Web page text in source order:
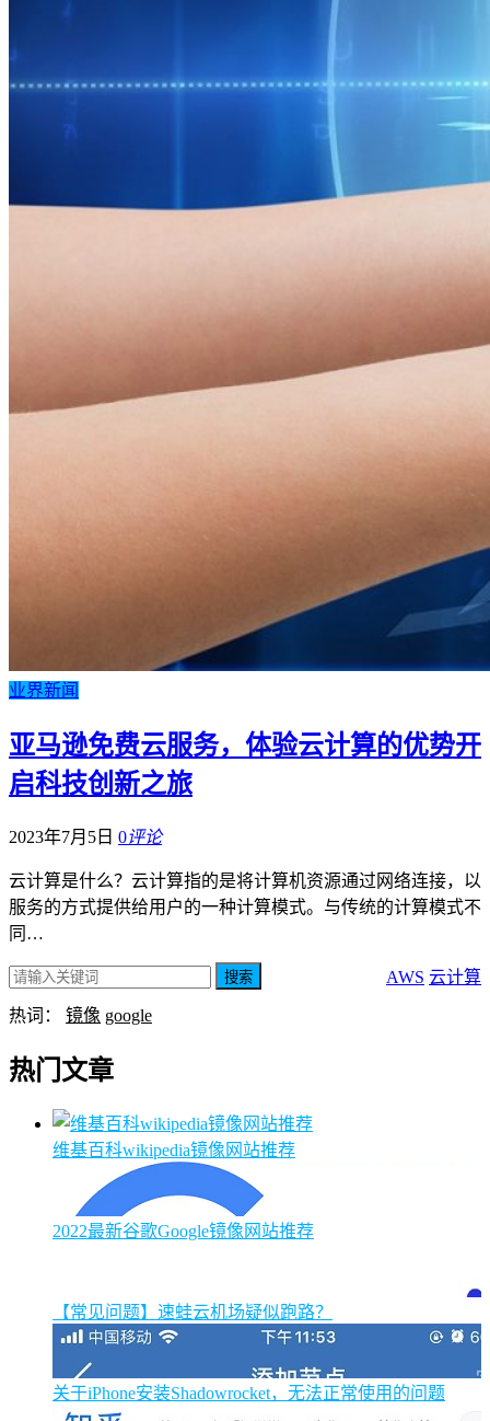
业界新闻
亚马逊免费云服务，体验云计算的优势开
启科技创新之旅
2023年7月5日 0评论
云计算是什么？云计算指的是将计算机资源通过网络连接，以
服务的方式提供给用户的一种计算模式。与传统的计算模式不
同…
AWS 云计算
搜索
热词： 镜像 google
热门文章
维基百科wikipedia镜像网站推荐
2022最新谷歌Google镜像网站推荐
【常见问题】速蛙云机场疑似跑路？
关于iPhone安装Shadowrocket，无法正常使用的问题